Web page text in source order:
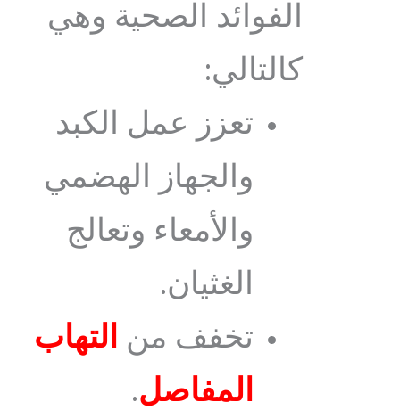
الفوائد الصحية وهي
كالتالي:
تعزز عمل الكبد
والجهاز الهضمي
والأمعاء وتعالج
الغثيان.
تخفف من التهاب
المفاصل.